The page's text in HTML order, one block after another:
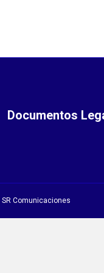
Documentos
SR Comunicaciones